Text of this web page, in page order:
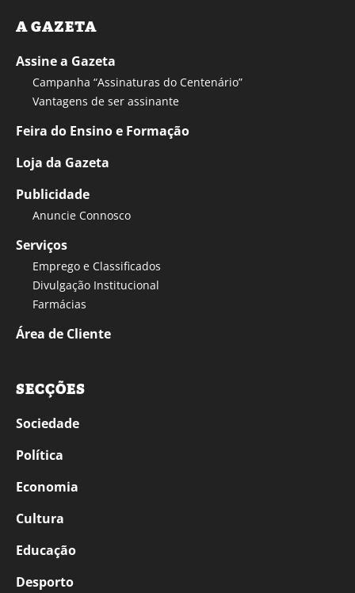
A GAZETA
Assine a Gazeta
Campanha “Assinaturas do Centenário”
Vantagens de ser assinante
Feira do Ensino e Formação
Loja da Gazeta
Publicidade
Anuncie Connosco
Serviços
Emprego e Classificados
Divulgação Institucional
Farmácias
Área de Cliente
SECÇÕES
Sociedade
Política
Economia
Cultura
Educação
Desporto